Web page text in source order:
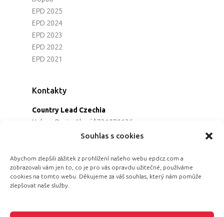
Souhlas s cookies
Abychom zlepšili zážitek z prohlížení našeho webu epdcz.com a
zobrazovali vám jen to, co je pro vás opravdu užitečné, používáme
cookies na tomto webu. Děkujeme za váš souhlas, který nám pomůže
zlepšovat naše služby.
EPD 2025
EPD 2024
EPD 2023
EPD 2022
EPD 2021
Kontakty
Country Lead Czechia
Helena Dreiseitlová | 731970136
Koordinátorka projektu
Programová ředitelka
Jana Černoušková |607782535
Partnerství & fundraising